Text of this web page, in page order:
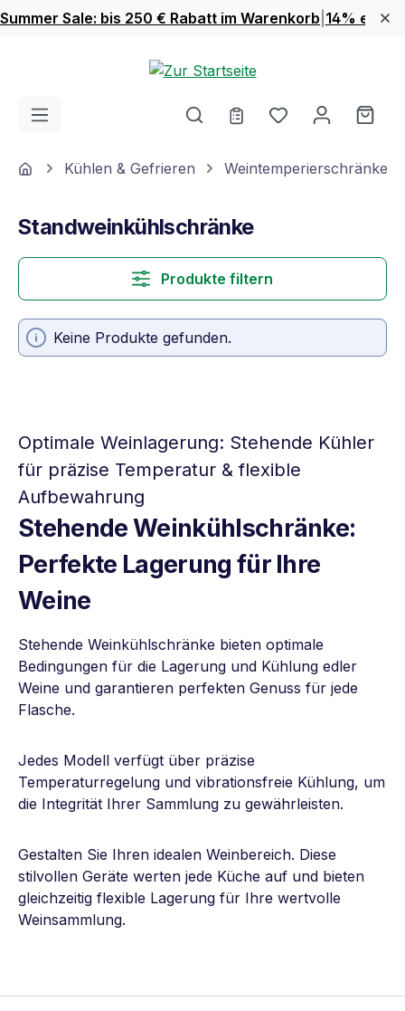
Zum Hauptinhalt springen
Summer Sale: bis 250 € Rabatt im Warenkorb 14% extra
Du hast 0
HomeKühlen & Gefrieren Weintemperierschränke
Standweinkühlschränke
Produkte filtern
Keine Produkte gefunden.
Optimale Weinlagerung: Stehende Kühler
für präzise Temperatur & flexible
Aufbewahrung
Stehende Weinkühlschränke:
Perfekte Lagerung für Ihre
Weine
Stehende Weinkühlschränke bieten optimale
Bedingungen für die Lagerung und Kühlung edler
Weine und garantieren perfekten Genuss für jede
Flasche.
Jedes Modell verfügt über präzise
Temperaturregelung und vibrationsfreie Kühlung, um
die Integrität Ihrer Sammlung zu gewährleisten.
Gestalten Sie Ihren idealen Weinbereich. Diese
stilvollen Geräte werten jede Küche auf und bieten
gleichzeitig flexible Lagerung für Ihre wertvolle
Weinsammlung.